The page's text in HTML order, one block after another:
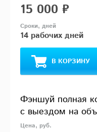
15 000 ₽
14 рабочих дней
В КОРЗИНУ
Фэншуй полная
с выездом на